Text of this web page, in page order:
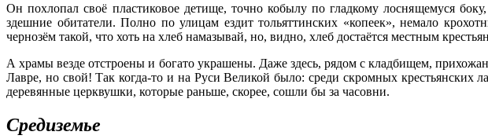
Он похлопал своё пластиковое детище, точно кобылу по гладкому лоснящемуся
здешние обитатели. Полно по улицам ездит тольяттинских «копеек», немало
чернозём такой, что хоть на хлеб намазывай, но, видно, хлеб достаётся местным
А храмы везде отстроены и богато украшены. Даже здесь, рядом с кладбищем,
Лавре, но свой! Так когда-то и на Руси Великой было: среди скромных крестьянских
деревянные церквушки, которые раньше, скорее, сошли бы за часовни.
Средиземье